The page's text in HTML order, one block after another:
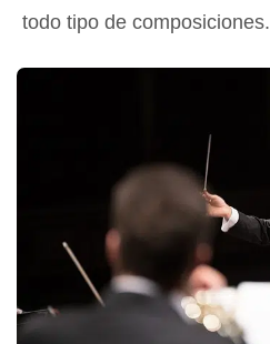
todo tipo de composiciones.